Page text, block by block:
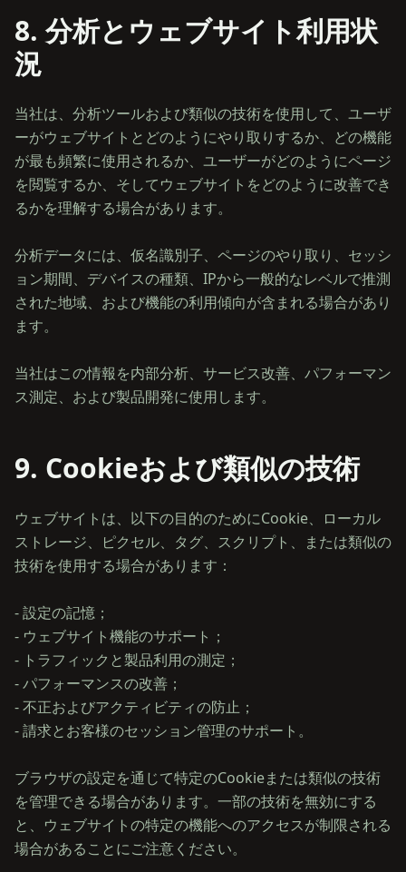
8. 分析とウェブサイト利用状
況
当社は、分析ツールおよび類似の技術を使用して、ユーザ
ーがウェブサイトとどのようにやり取りするか、どの機能
が最も頻繁に使用されるか、ユーザーがどのようにページ
を閲覧するか、そしてウェブサイトをどのように改善でき
るかを理解する場合があります。
分析データには、仮名識別子、ページのやり取り、セッシ
ョン期間、デバイスの種類、IPから一般的なレベルで推測
された地域、および機能の利用傾向が含まれる場合があり
ます。
当社はこの情報を内部分析、サービス改善、パフォーマン
9. Cookieおよび類似の技術
ウェブサイトは、以下の目的のためにCookie、ローカル
ストレージ、ピクセル、タグ、スクリプト、または類似の
技術を使用する場合があります：
- 設定の記憶；
- ウェブサイト機能のサポート；
- トラフィックと製品利用の測定；
- パフォーマンスの改善；
- 不正およびアクティビティの防止；
- 請求とお客様のセッション管理のサポート。
ブラウザの設定を通じて特定のCookieまたは類似の技術
を管理できる場合があります。一部の技術を無効にする
と、ウェブサイトの特定の機能へのアクセスが制限される